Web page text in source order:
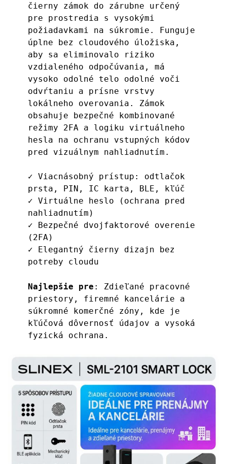
čierny zámok do zárubne určený
pre prostredia s vysokými
požiadavkami na súkromie. Funguje
úplne bez cloudového úložiska,
aby sa eliminovalo riziko
vzdialeného odpočúvania, má
vysoko odolné telo odolné voči
odvŕtaniu a prísne vrstvy
lokálneho overovania. Zámok
obsahuje bezpečné kombinované
režimy 2FA a logiku virtuálneho
hesla na ochranu vstupných kódov
pred vizuálnym nahliadnutím.
✓ Viacnásobný prístup: odtlačok
prsta, PIN, IC karta, BLE, kľúč
✓ Virtuálne heslo (ochrana pred
nahliadnutím)
✓ Bezpečné dvojfaktorové overenie
(2FA)
✓ Elegantný čierny dizajn bez
potreby cloudu
Najlepšie pre : Zdieľané pracovné
priestory, firemné kancelárie a
súkromné ​​komerčné zóny, kde je
kľúčová dôvernosť údajov a vysoká
fyzická ochrana.